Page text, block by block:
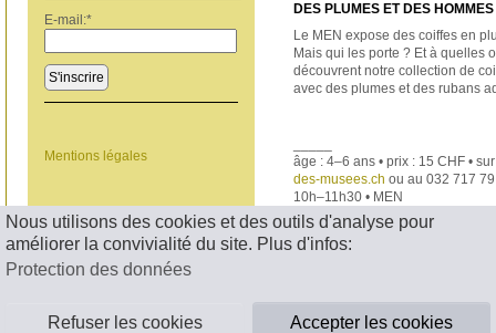
Nous utilisons des cookies et des outils d'analyse pour
améliorer la convivialité du site. Plus d'infos:
Protection des données
Refuser les cookies Accepter les cookies
E-mail:*
S'inscrire
Mentions légales
DES PLUMES ET DES HOMMES
Le MEN expose des coiffes en
Mais qui les porte ? Et à quelles
découvrent notre collection de
avec des plumes et des rubans
âge : 4–6 ans • prix : 15 CHF •
des-musees.ch ou au 032 717
10h–11h30 • MEN
< RETOUR